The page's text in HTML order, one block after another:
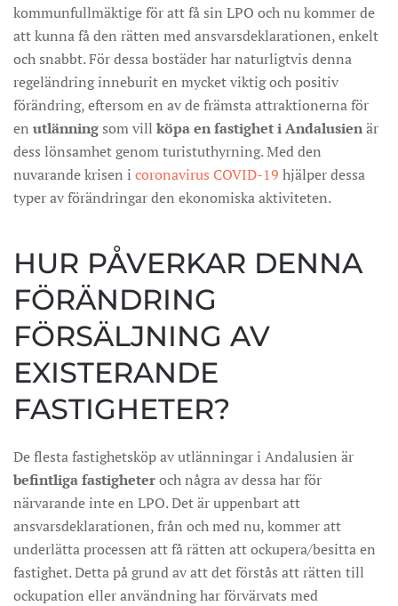
kommunfullmäktige för att få sin LPO och nu kommer de
att kunna få den rätten med ansvarsdeklarationen, enkelt
och snabbt. För dessa bostäder har naturligtvis denna
regeländring inneburit en mycket viktig och positiv
förändring, eftersom en av de främsta attraktionerna för
en utlänningsom vill köpa en fastighet i Andalusienär
dess lönsamhet genom turistuthyrning. Med den
nuvarande krisen i coronavirus COVID-19 hjälper dessa
typer av förändringar den ekonomiska aktiviteten.
HUR PÅVERKAR DENNA
FÖRÄNDRING
FÖRSÄLJNING AV
EXISTERANDE
FASTIGHETER?
De flesta fastighetsköp av utlänningar i Andalusien är
befintligafastigheteroch några av dessa har för
närvarande inte en LPO. Det är uppenbart att
ansvarsdeklarationen, från och med nu, kommer att
underlätta processen att få rätten att ockupera/besitta en
fastighet. Detta på grund av att det förstås att rätten till
ockupation eller användning har förvärvats med